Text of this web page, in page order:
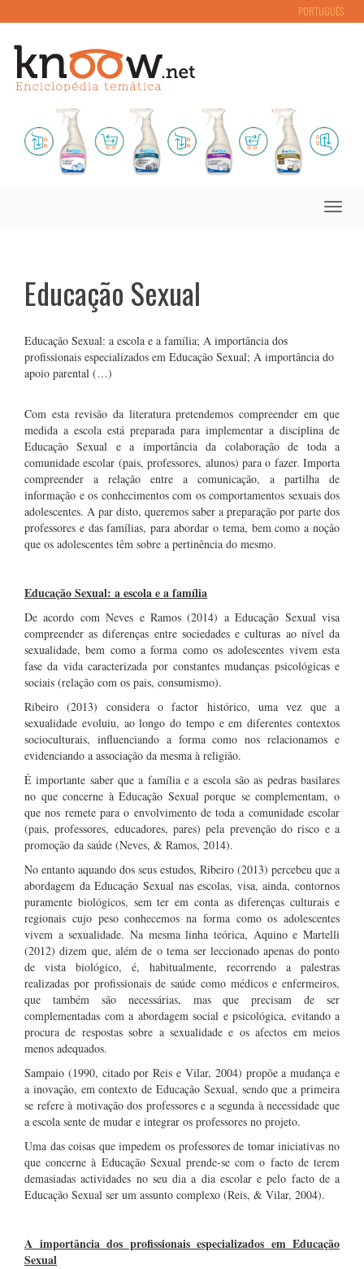
PORTUGUÊS
Toggle
Educação Sexual
Educação Sexual: a escola e a família; A importância dos
profissionais especializados em Educação Sexual; A importância do
apoio parental (…)
Com esta revisão da literatura pretendemos compreender em que
medida a escola está preparada para implementar a disciplina de
Educação Sexual e a importância da colaboração de toda a
comunidade escolar (pais, professores, alunos) para o fazer. Importa
compreender a relação entre a comunicação, a partilha de
informação e os conhecimentos com os comportamentos sexuais dos
adolescentes. A par disto, queremos saber a preparação por parte dos
professores e das famílias, para abordar o tema, bem como a noção
que os adolescentes têm sobre a pertinência do mesmo.
Educação Sexual: a escola e a família
De acordo com Neves e Ramos (2014) a Educação Sexual visa
compreender as diferenças entre sociedades e culturas ao nível da
sexualidade, bem como a forma como os adolescentes vivem esta
fase da vida caracterizada por constantes mudanças psicológicas e
sociais (relação com os pais, consumismo).
Ribeiro (2013) considera o factor histórico, uma vez que a
sexualidade evoluiu, ao longo do tempo e em diferentes contextos
socioculturais, influenciando a forma como nos relacionamos e
evidenciando a associação da mesma à religião.
É importante saber que a família e a escola são as pedras basilares
no que concerne à Educação Sexual porque se complementam, o
que nos remete para o envolvimento de toda a comunidade escolar
(pais, professores, educadores, pares) pela prevenção do risco e a
promoção da saúde (Neves, & Ramos, 2014).
No entanto aquando dos seus estudos, Ribeiro (2013) percebeu que a
abordagem da Educação Sexual nas escolas, visa, ainda, contornos
puramente biológicos, sem ter em conta as diferenças culturais e
regionais cujo peso conhecemos na forma como os adolescentes
vivem a sexualidade. Na mesma linha teórica, Aquino e Martelli
(2012) dizem que, além de o tema ser leccionado apenas do ponto
de vista biológico, é, habitualmente, recorrendo a palestras
realizadas por profissionais de saúde como médicos e enfermeiros,
que também são necessárias, mas que precisam de ser
complementadas com a abordagem social e psicológica, evitando a
procura de respostas sobre a sexualidade e os afectos em meios
menos adequados.
Sampaio (1990, citado por Reis e Vilar, 2004) propõe a mudança e
a inovação, em contexto de Educação Sexual, sendo que a primeira
se refere à motivação dos professores e a segunda à necessidade que
a escola sente de mudar e integrar os professores no projeto.
Uma das coisas que impedem os professores de tomar iniciativas no
que concerne à Educação Sexual prende-se com o facto de terem
demasiadas actividades no seu dia a dia escolar e pelo facto de a
Educação Sexual ser um assunto complexo (Reis, & Vilar, 2004).
A importância dos profissionais especializados em Educação
Sexual